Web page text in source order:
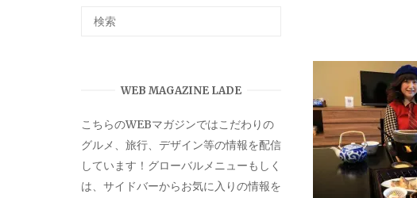
WEB MAGAZINE LADE
こちらのWEBマガジンではこだわりの
グルメ、旅行、デザイン等の情報を配信
しています！グローバルメニューもしく
は、サイドバーからお気に入りの情報を